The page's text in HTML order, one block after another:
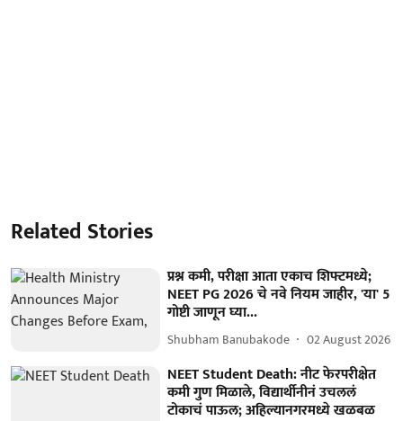
Related Stories
प्रश्न कमी, परीक्षा आता एकाच शिफ्टमध्ये;
NEET PG 2026 चे नवे नियम जाहीर, 'या' 5
गोष्टी जाणून घ्या...
Shubham Banubakode 02 August 2026
NEET Student Death: नीट फेरपरीक्षेत
कमी गुण मिळाले, विद्यार्थीनीनं उचललं
टोकाचं पाऊल; अहिल्यानगरमध्ये खळबळ